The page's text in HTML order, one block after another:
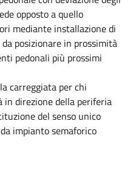
opposto a quello
mediante installazione di
posizionare in prossimità
pedonali più prossimi
carreggiata per chi
in direzione della periferia
del senso unico
impianto semaforico